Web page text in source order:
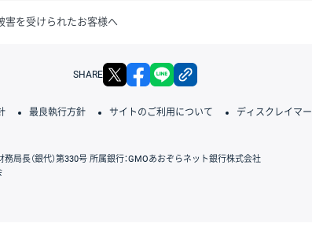
害を受けられたお客様へ
SHARE X facebook
最良執行方針 サイトのご利用について ディスクレイマー
局長（銀代）第330号 所属銀行：GMOあおぞらネット銀行株式会社